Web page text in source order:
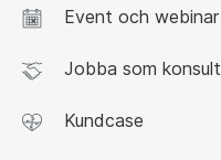
Event och webinar
Jobba som konsult
Kundcase